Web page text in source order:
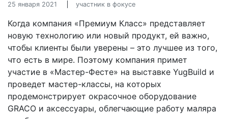
25 января 2021 участник в фокусе
Когда компания «Премиум Класс» представляет
новую технологию или новый продукт, ей важно,
чтобы клиенты были уверены – это лучшее из того,
что есть в мире. Поэтому компания примет
участие в «Мастер-Фесте» на выставке YugBuild и
проведет мастер-классы, на которых
продемонстрирует окрасочное оборудование
GRACO и аксессуары, облегчающие работу маляра